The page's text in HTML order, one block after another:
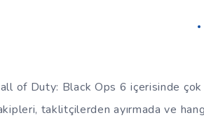
of Duty: Black Ops 6 içerisinde
taklitçilerden ayırmada ve